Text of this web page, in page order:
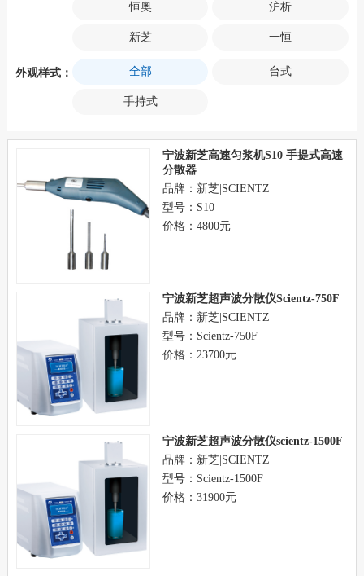
恒奥 沪析
新芝 一恒
外观样式： 全部 台式
手持式
宁波新芝高速匀浆机S10 手提式高速
分散器
品牌：新芝|SCIENTZ
型号：S10
价格：4800元
宁波新芝超声波分散仪Scientz-750F
品牌：新芝|SCIENTZ
型号：Scientz-750F
价格：23700元
宁波新芝超声波分散仪scientz-1500F
品牌：新芝|SCIENTZ
型号：Scientz-1500F
价格：31900元